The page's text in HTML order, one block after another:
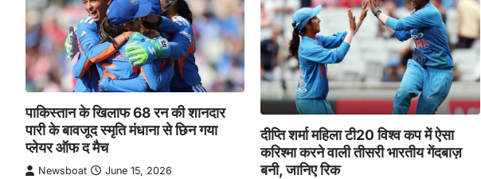
पाकिस्तान के खिलाफ 68 रन की शानदार
पारी के बावजूद स्मृति मंधाना से छिन गया
प्लेयर ऑफ द मैच
Newsboat June 15, 2026
दीप्ति शर्मा महिला टी20 विश्व कप में ऐसा
करिश्मा करने वाली तीसरी भारतीय गेंदबाज़
बनी, जानिए रिक